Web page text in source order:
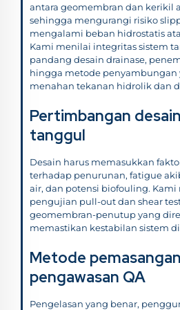
antara geomembran dan kerikil
sehingga mengurangi risiko
mengalami beban hidrostatis
Kami menilai integritas sistem
pandang desain drainase,
hingga metode penyambungan
menahan tekanan hidrolik dan
Pertimbangan
tanggul
Desain harus memasukkan
terhadap penurunan, fatigue
air, dan potensi biofouling.
pengujian pull-out dan shear
geomembran-penutup yang
memastikan kestabilan sistem
Metode
pengawasan QA
Pengelasan yang benar,